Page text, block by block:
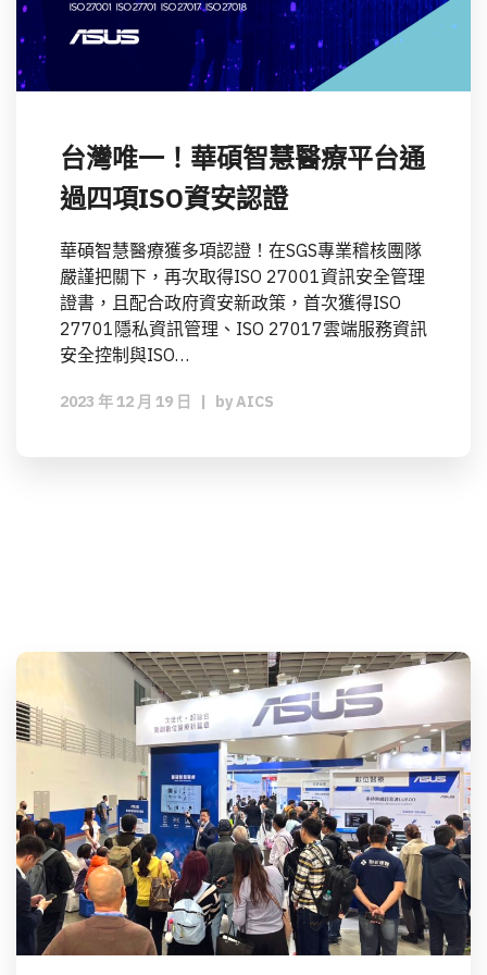
台灣唯一！華碩智慧醫療平台通
過四項ISO資安認證
華碩智慧醫療獲多項認證！在SGS專業稽核團隊
嚴謹把關下，再次取得ISO 27001資訊安全管理
證書，且配合政府資安新政策，首次獲得ISO
27701隱私資訊管理、ISO 27017雲端服務資訊
安全控制與ISO…
2023 年 12 月 19 日 | byAICS